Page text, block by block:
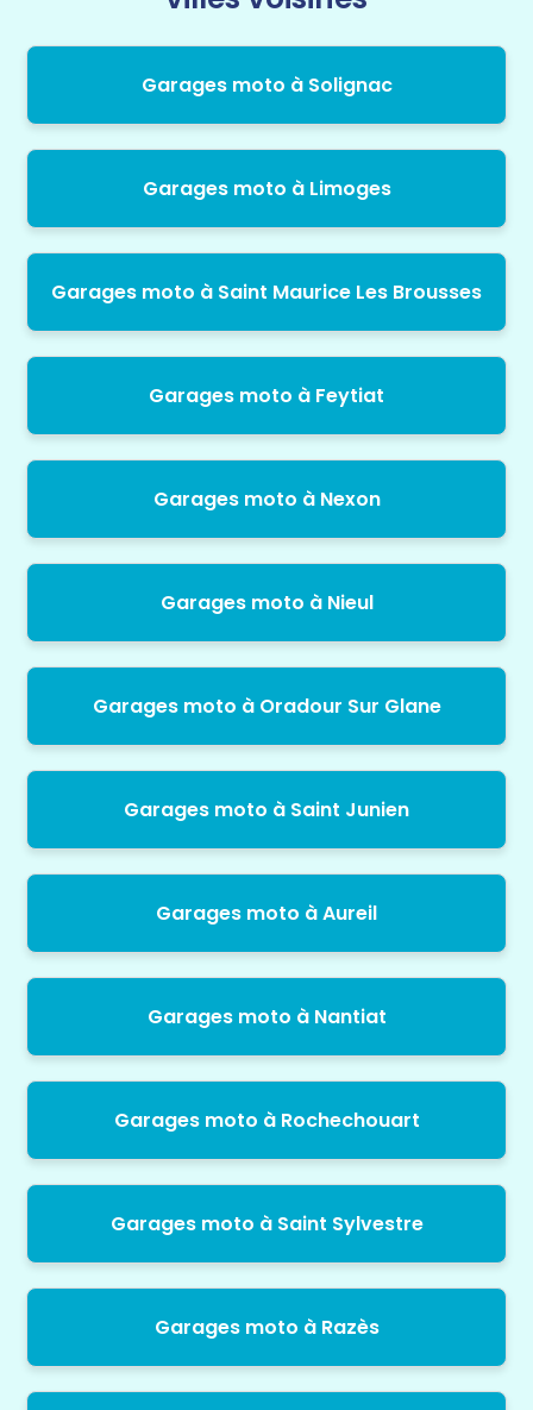
Garages moto à Solignac
Garages moto à Limoges
Garages moto à Saint Maurice Les Brousses
Garages moto à Feytiat
Garages moto à Nexon
Garages moto à Nieul
Garages moto à Oradour Sur Glane
Garages moto à Saint Junien
Garages moto à Aureil
Garages moto à Nantiat
Garages moto à Rochechouart
Garages moto à Saint Sylvestre
Garages moto à Razès